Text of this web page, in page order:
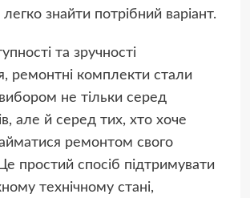
знайти потрібний варіант.
та зручності
ремонтні комплекти стали
не тільки серед
але й серед тих, хто хоче
ремонтом свого
простий спосіб підтримувати
технічному стані,